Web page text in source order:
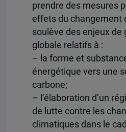
prendre des mesures
effets du changement
soulève des enjeux de
globale relatifs à :
– la forme et
énergétique vers une
carbone;
– l’élaboration d’un
de lutte contre les
climatiques dans le